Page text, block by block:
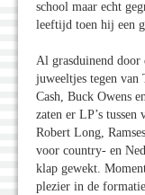
school maar echt
leeftijd toen hij een
Al grasduinend door
juweeltjes tegen van
Cash, Buck Owens
zaten er LP’s
Robert Long,
voor country- en
klap gewekt.
plezier in de